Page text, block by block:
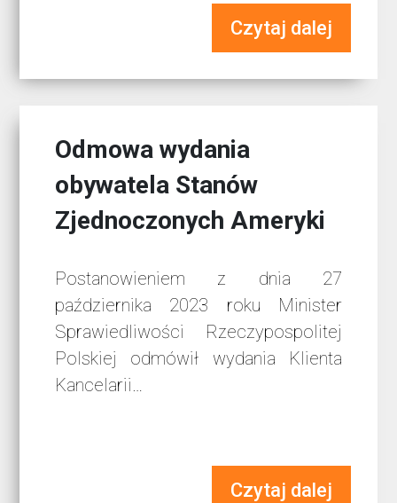
Czytaj dalej
Odmowa wydania
obywatela Stanów
Zjednoczonych Ameryki
Postanowieniem z dnia 27
października 2023 roku Minister
Sprawiedliwości Rzeczypospolitej
Polskiej odmówił wydania Klienta
Kancelarii…
Czytaj dalej